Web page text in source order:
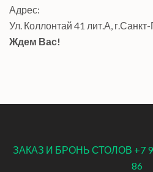
Адрес:
Ул. Коллонтай 41 лит.А,
Ждем Вас!
ЗАКАЗ И БРОНЬ СТОЛОВ +7
86